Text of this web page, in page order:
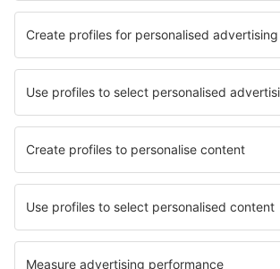
Verblijf in Monopoli
Beste accommodatie - steden
Verblijf in Klimontow Verblijf in Caineville
Verblijf in Segurilla Verblijf in Riells I Viabrea
Verblijf in Takana Verblijf in Summerland
Verblijf in Tlamacas Verblijf in Hindon